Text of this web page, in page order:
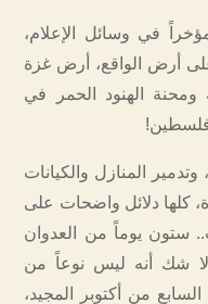
في وسائل الإعلام،
أرض الواقع، أرض غزة
ومحنة الهنود الحمر في
فلسطين!
المنازل والكيانات
كلها دلائل واضحات على
ستون يوماً من العدوان
لا شك أنه ليس نوعاً من
السابع من أكتوبر المجيد،